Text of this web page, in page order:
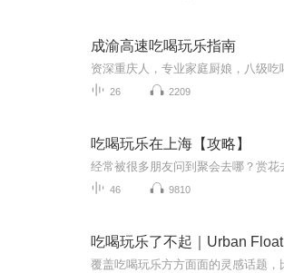
成渝高速吃喝玩乐指南
26 2209
吃喝玩乐在上海【攻略】
46 9810
吃喝玩乐了不起｜Urban Float